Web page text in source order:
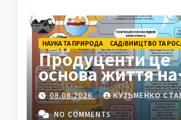
НАУКА ТА ПРИРОДА САДІВНИЦТВО ТА
Продуценти це
основа життя на
Землі: повний
08.08.2026
КУЗЬМЕНКО
NO COMMENTS